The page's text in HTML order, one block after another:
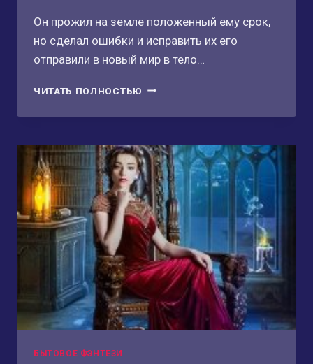
Он прожил на земле положенный ему срок,
но сделал ошибки и исправить их его
отправили в новый мир в тело…
ЧИТАТЬ ПОЛНОСТЬЮ РЫБАК.
ВОПРЕКИ
БЫТОВОЕ ФЭНТЕЗИ